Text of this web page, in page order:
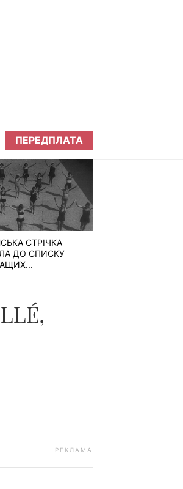
ПЕРЕДПЛАТА
СТРІЧКА
ДО СПИСКУ
РЕКЛАМА